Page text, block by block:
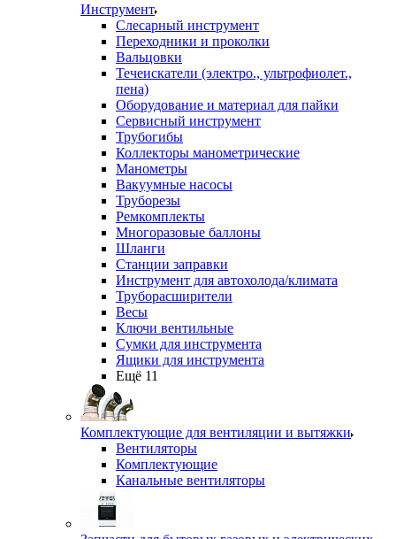
Инструмент
Слесарный инструмент
Переходники и проколки
Вальцовки
Течеискатели (электро., ультрофиолет.,
пена)
Оборудование и материал для пайки
Сервисный инструмент
Трубогибы
Коллекторы манометрические
Манометры
Вакуумные насосы
Труборезы
Ремкомплекты
Многоразовые баллоны
Шланги
Станции заправки
Инструмент для автохолода/климата
Труборасширители
Весы
Ключи вентильные
Сумки для инструмента
Ящики для инструмента
Ещё 11
Комплектующие для вентиляции и вытяжки
Вентиляторы
Комплектующие
Канальные вентиляторы